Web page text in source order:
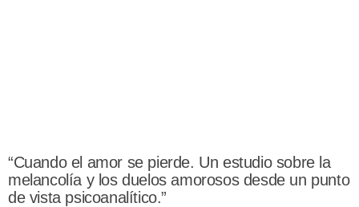
“Cuando el amor se pierde. Un estudio sobre la
melancolía y los duelos amorosos desde un punto
de vista psicoanalítico.”